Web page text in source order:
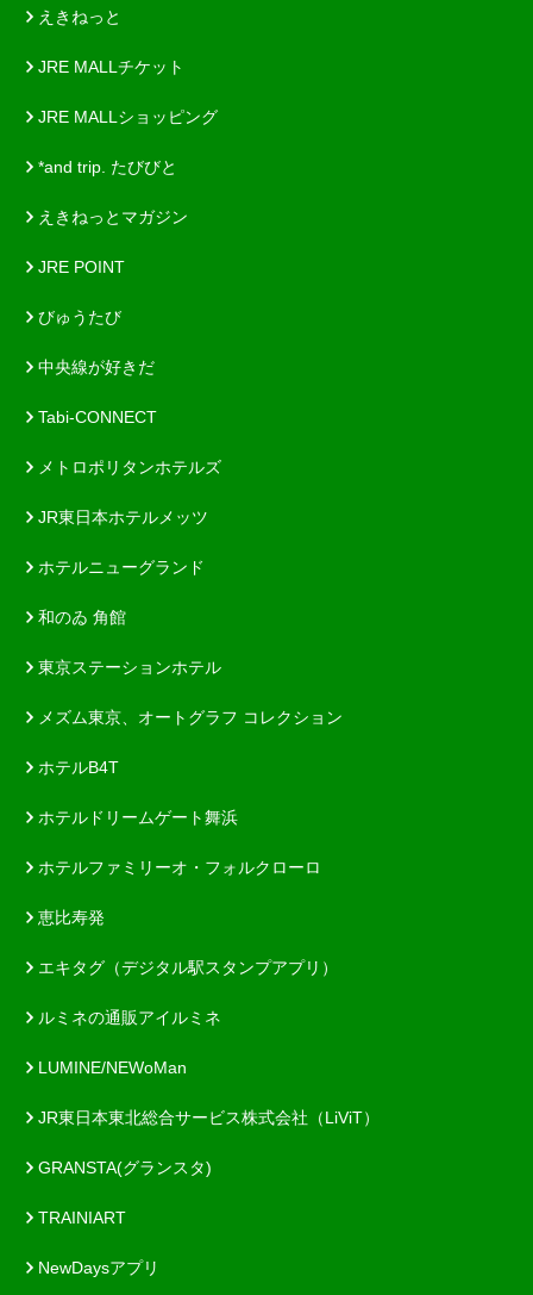
えきねっと
JRE MALLチケット
JRE MALLショッピング
*and trip. たびびと
えきねっとマガジン
JRE POINT
びゅうたび
中央線が好きだ
Tabi-CONNECT
メトロポリタンホテルズ
JR東日本ホテルメッツ
ホテルニューグランド
和のゐ 角館
東京ステーションホテル
メズム東京、オートグラフ コレクション
ホテルB4T
ホテルドリームゲート舞浜
ホテルファミリーオ・フォルクローロ
恵比寿発
エキタグ（デジタル駅スタンプアプリ）
ルミネの通販アイルミネ
LUMINE/NEWoMan
JR東日本東北総合サービス株式会社（LiViT）
GRANSTA(グランスタ)
TRAINIART
NewDaysアプリ